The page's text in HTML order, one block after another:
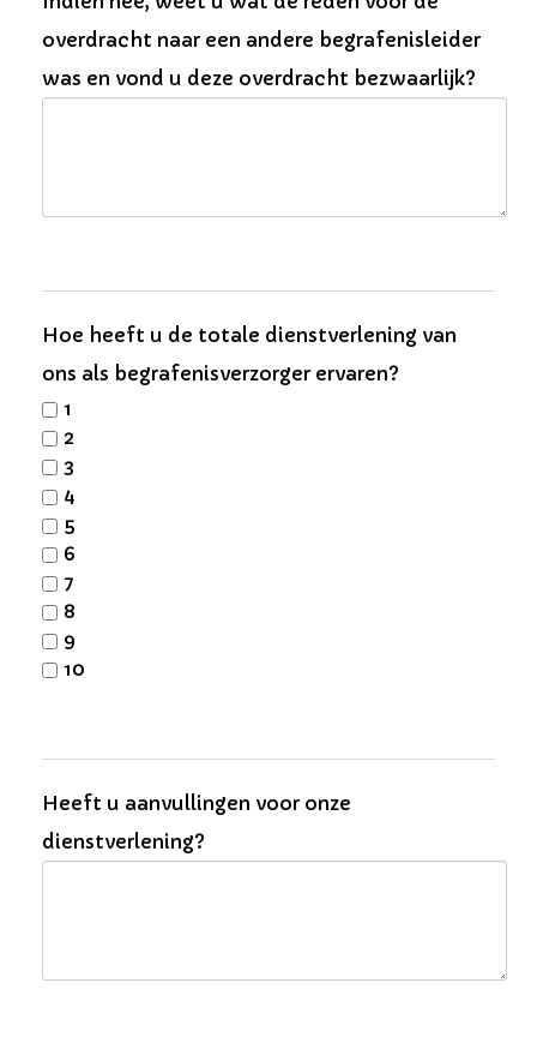
overdracht naar een andere begrafenisleider
was en vond u deze overdracht bezwaarlijk?
Hoe heeft u de totale dienstverlening van
ons als begrafenisverzorger ervaren?
1
2
3
4
5
6
7
8
9
10
Heeft u aanvullingen voor onze
dienstverlening?